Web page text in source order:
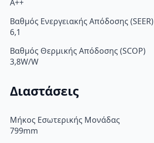
A++
Βαθμός Ενεργειακής Απόδοσης (SEER)
6,1
Βαθμός Θερμικής Απόδοσης (SCOP)
3,8W/W
Διαστάσεις
Μήκος Εσωτερικής Μονάδας
799mm